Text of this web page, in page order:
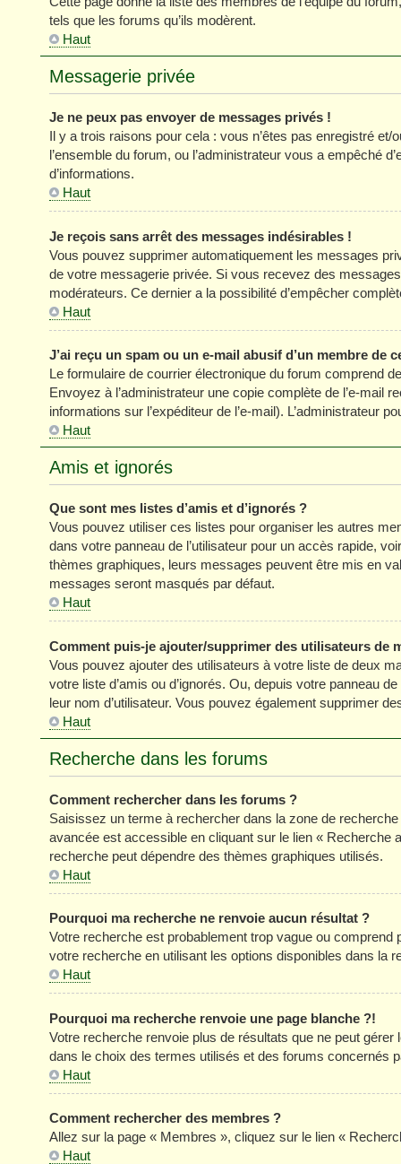
tels que les forums qu’ils modèrent.
Haut
Messagerie privée
Je ne peux pas envoyer de messages privés !
Il y a trois raisons pour cela : vous n’êtes pas enregistré
l’ensemble du forum, ou l’administrateur vous a empêché
d’informations.
Haut
Je reçois sans arrêt des messages indésirables !
Vous pouvez supprimer automatiquement les messages
de votre messagerie privée. Si vous recevez des
modérateurs. Ce dernier a la possibilité d’empêcher
Haut
J’ai reçu un spam ou un e-mail abusif d’un membre de
Le formulaire de courrier électronique du forum comprend
Envoyez à l’administrateur une copie complète de l’e-mail
informations sur l’expéditeur de l’e-mail). L’administrateur
Haut
Amis et ignorés
Que sont mes listes d’amis et d’ignorés ?
Vous pouvez utiliser ces listes pour organiser les autres
dans votre panneau de l’utilisateur pour un accès rapide,
thèmes graphiques, leurs messages peuvent être mis en
messages seront masqués par défaut.
Haut
Comment puis-je ajouter/supprimer des utilisateurs de
Vous pouvez ajouter des utilisateurs à votre liste de deux
votre liste d’amis ou d’ignorés. Ou, depuis votre panneau
leur nom d’utilisateur. Vous pouvez également supprimer
Haut
Recherche dans les forums
Comment rechercher dans les forums ?
Saisissez un terme à rechercher dans la zone de
avancée est accessible en cliquant sur le lien « Recherche
recherche peut dépendre des thèmes graphiques utilisés.
Haut
Pourquoi ma recherche ne renvoie aucun résultat ?
Votre recherche est probablement trop vague ou
votre recherche en utilisant les options disponibles dans la
Haut
Pourquoi ma recherche renvoie une page blanche ?!
Votre recherche renvoie plus de résultats que ne peut
dans le choix des termes utilisés et des forums concernés
Haut
Comment rechercher des membres ?
Allez sur la page « Membres », cliquez sur le lien «
Haut